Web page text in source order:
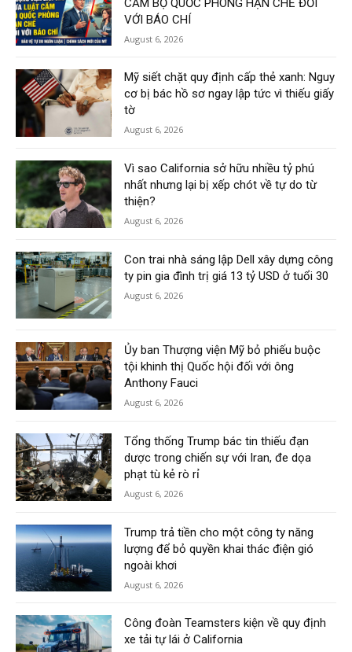
CẤM BỘ QUỐC PHÒNG HẠN CHẾ ĐỐI
VỚI BÁO CHÍ
August 6, 2026
Mỹ siết chặt quy định cấp thẻ xanh: Nguy
cơ bị bác hồ sơ ngay lập tức vì thiếu giấy
tờ
August 6, 2026
Vì sao California sở hữu nhiều tỷ phú
nhất nhưng lại bị xếp chót về tự do từ
thiện?
August 6, 2026
Con trai nhà sáng lập Dell xây dựng công
ty pin gia đình trị giá 13 tỷ USD ở tuổi 30
August 6, 2026
Ủy ban Thượng viện Mỹ bỏ phiếu buộc
tội khinh thị Quốc hội đối với ông
Anthony Fauci
August 6, 2026
Tổng thống Trump bác tin thiếu đạn
dược trong chiến sự với Iran, đe dọa
phạt tù kẻ rò rỉ
August 6, 2026
Trump trả tiền cho một công ty năng
lượng để bỏ quyền khai thác điện gió
ngoài khơi
August 6, 2026
Công đoàn Teamsters kiện về quy định
xe tải tự lái ở California